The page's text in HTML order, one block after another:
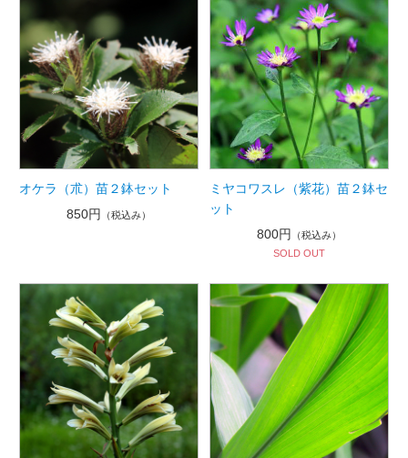
オケラ（朮）苗２鉢セット
850円
（税込み）
ミヤコワスレ（紫花）苗２鉢セ
ット
800円
（税込み）
SOLD OUT